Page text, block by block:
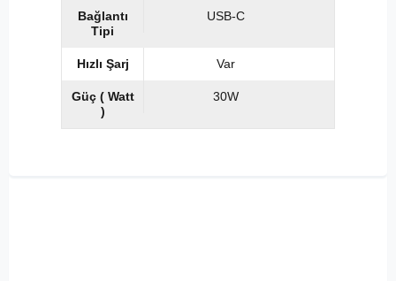
Bağlantı
Tipi
USB-C
Hızlı Şarj Var
Güç ( Watt
)
30W